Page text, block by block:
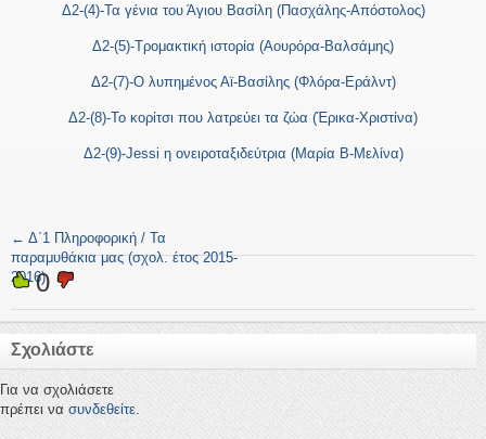
Δ2-(4)-Τα γένια του Άγιου Βασίλη (Πασχάλης-Απόστολος)
Δ2-(5)-Τρομακτική ιστορία (Αουρόρα-Βαλσάμης)
Δ2-(7)-Ο λυπημένος Αϊ-Βασίλης (Φλόρα-Εράλντ)
Δ2-(8)-Το κορίτσι που λατρεύει τα ζώα (Έρικα-Χριστίνα)
Δ2-(9)-Jessi η ονειροταξιδεύτρια (Μαρία Β-Μελίνα)
← Δ΄1 Πληροφορική / Τα
παραμυθάκια μας (σχολ. έτος 2015-
2016)
0
Σχολιάστε
Για να σχολιάσετε
πρέπει να συνδεθείτε